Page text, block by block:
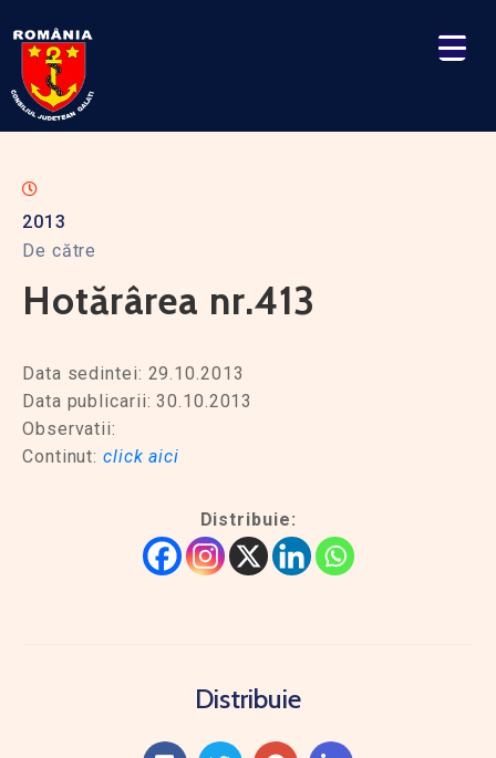
2013
De către
Hotărârea nr.413
Data sedintei: 29.10.2013
Data publicarii: 30.10.2013
Observatii:
Continut: click aici
Distribuie:
Distribuie